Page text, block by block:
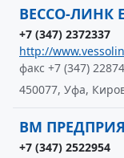
ВЕССО-ЛИНК
+7 (347) 2372337
http://
факс +7 (347)
450077, Уфа,
ВМ
+7 (347) 2522954